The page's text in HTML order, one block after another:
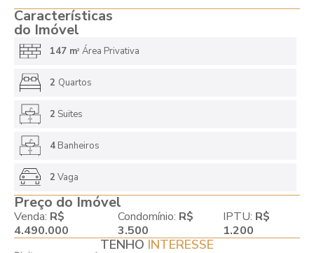
Características
do Imóvel
147 m2 Área Privativa
2 Quartos
2 Suites
4Banheiros
2 Vaga
Preço do Imóvel
Venda: R$
4.490.000
Condomínio: R$
3.500
IPTU: R$
1.200
TENHO INTERESSE